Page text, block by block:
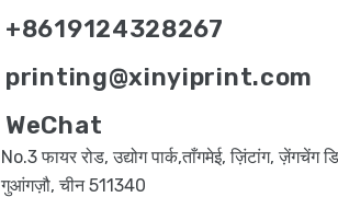
+8619124328267
printing@xinyiprint.com
WeChat
No.3 फायर रोड, उद्योग पार्क,ताँगमेई, ज़िंटांग, ज़ेंगचेंग
गुआंगज़ौ, चीन 511340